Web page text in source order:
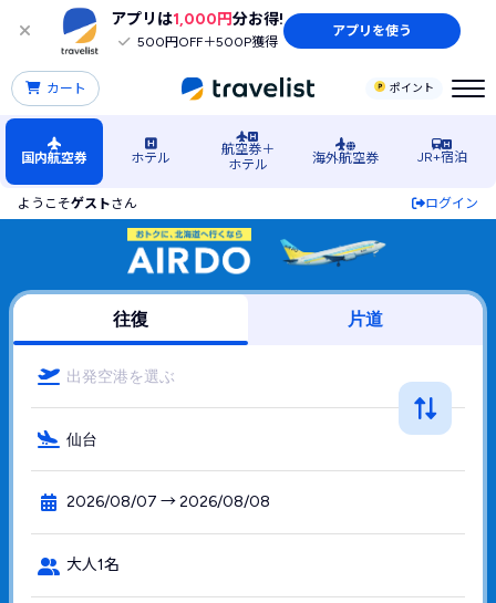
アプリは1,000円分お得!
500円OFF＋500P獲得
アプリを使う
ポイント
カート
国内航空券 ホテル
航空券＋
ホテル
海外航空券 JR+宿泊
ようこそゲストさん ログイン
東北行きAIR DO（エアドゥ(AIR DO)）の格安航空券・飛行機
往復 片道
出発空港を選ぶ
仙台
2026/08/07 → 2026/08/08
大人1名